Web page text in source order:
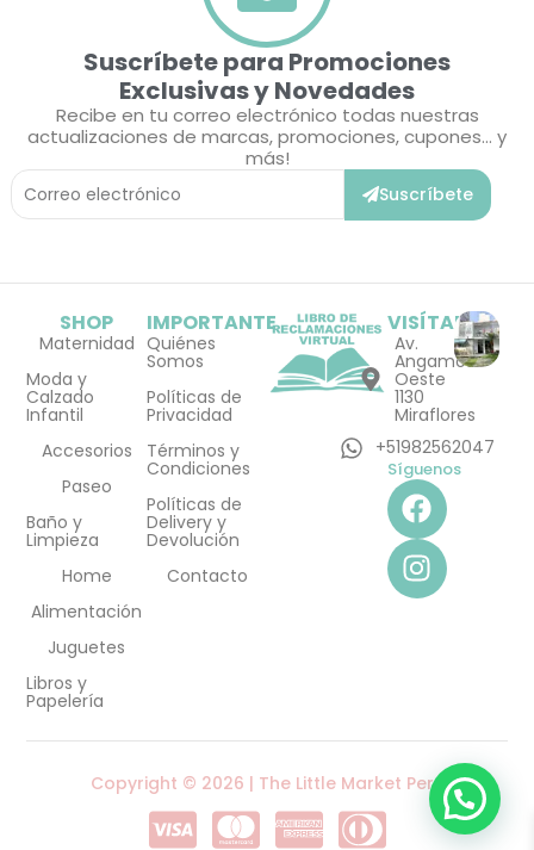
Suscríbete para Promociones
Exclusivas y Novedades
Recibe en tu correo electrónico todas nuestras
actualizaciones de marcas, promociones, cupones... y
más!
Correo
Electrónico
Suscríbete
SHOP
Maternidad
Moda y
Calzado
Infantil
Accesorios
Paseo
Baño y
Limpieza
Home
Alimentación
Juguetes
Libros y
Papelería
IMPORTANTE
Quiénes
Somos
Políticas de
Privacidad
Términos y
Condiciones
Políticas de
Delivery y
Devolución
Contacto
VISÍTANOS
Av.
Angamos
Oeste
1130
Miraflores
+51982562047
Síguenos
F
a
c
e
b
I
n
s
t
a
m
Copyright © 2026 | The Little Market Perú
C C C C